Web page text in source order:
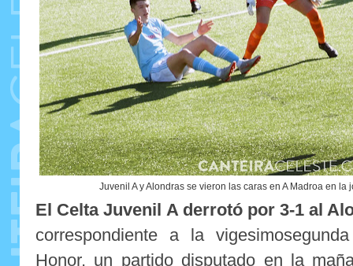
Juvenil A y Alondras se vieron las caras en A Madroa en
El Celta Juvenil A derrotó por 3-1 al
correspondiente a la
Honor, un partido disputado en la